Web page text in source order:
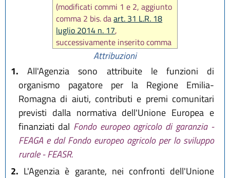
(modificati commi 1 e 2, aggiunto
comma 2 bis. daart. 31 L.R. 18
luglio 2014 n. 17,
successivamente inserito comma
art. 17 L.R. 29 dicembre
2025, n. 11
Attribuzioni
1. All'Agenzia sono attribuite le funzioni di
organismo pagatore per la Regione Emilia-
Romagna di aiuti, contributi e premi comunitari
previsti dalla normativa dell'Unione Europea e
finanziati dal Fondo europeo agricolo di garanzia -
FEAGA e dal Fondo europeo agricolo per lo sviluppo
rurale - FEASR.
2. L'Agenzia è garante, nei confronti dell'Unione